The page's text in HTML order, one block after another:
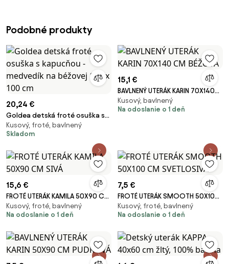
Podobné produkty
20,24 €
Goldea detská froté osuška s
kapucňou - medvedík na
béžovej 100 x 100 cm
Kusový, froté, bavlnený
Skladom
15,1 €
BAVLNENÝ UTERÁK KARIN 70X140
CM BÉŽOVÁ
Kusový, bavlnený
Na odoslanie o 1 deň
15,6 €
FROTÉ UTERÁK KAMILA 50X90 CM
SIVÁ
Kusový, froté, bavlnený
Na odoslanie o 1 deň
7,5 €
FROTÉ UTERÁK SMOOTH 50X100
CM SVETLOSIVÁ
Kusový, froté, bavlnený
Na odoslanie o 1 deň